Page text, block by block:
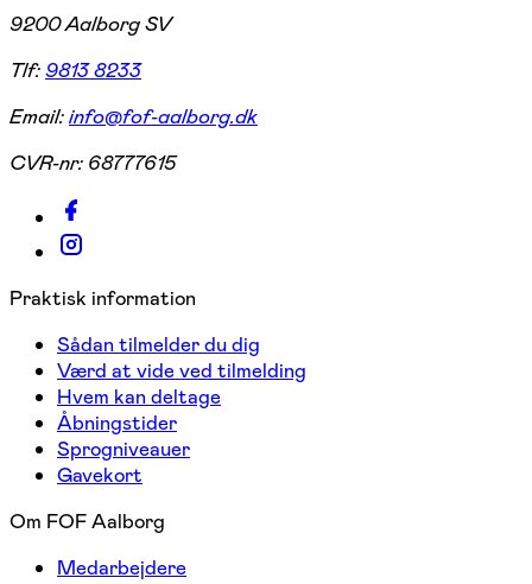
9200 Aalborg SV
Tlf:9813 8233
Email:info@fof-aalborg.dk
CVR-nr: 68777615
Praktisk information
Sådan tilmelder du dig
Værd at vide ved tilmelding
Hvem kan deltage
Åbningstider
Sprogniveauer
Gavekort
Om FOF Aalborg
Medarbejdere